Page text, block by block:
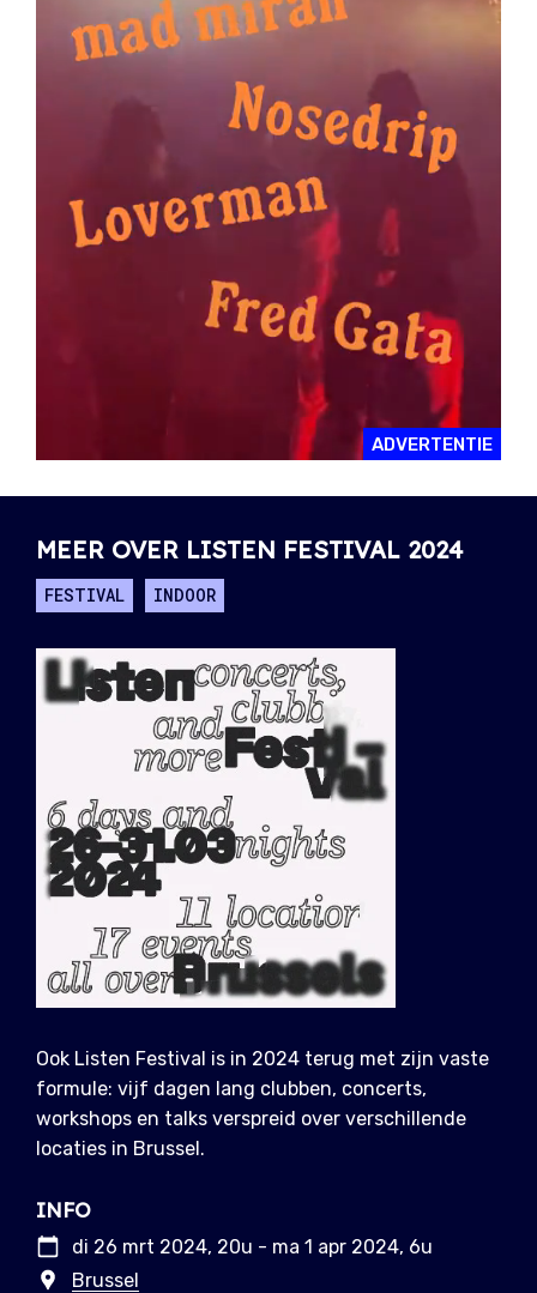
ADVERTENTIE
MEER OVER LISTEN FESTIVAL 2024
FESTIVAL INDOOR
Ook Listen Festival is in 2024 terug met zijn vaste
formule: vijf dagen lang clubben, concerts,
workshops en talks verspreid over verschillende
locaties in Brussel.
INFO
di 26 mrt 2024, 20u - ma 1 apr 2024, 6u
Brussel